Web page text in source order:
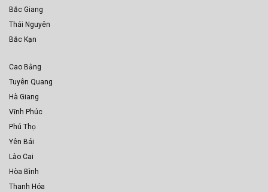
Bắc Giang
Thái Nguyên
Bắc Kạn
Cao Bằng
Tuyên Quang
Hà Giang
Vĩnh Phúc
Phú Thọ
Yên Bái
Lào Cai
Hòa Bình
Thanh Hóa